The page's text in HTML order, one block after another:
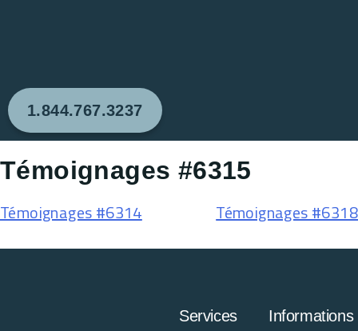
1.844.767.3237
Témoignages #6315
Témoignages #6314 Témoignages #6318
Services
Informations